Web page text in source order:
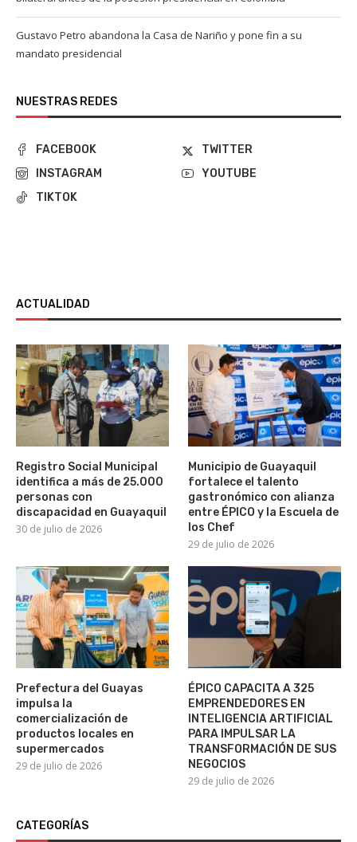
Gustavo Petro abandona la Casa de Nariño y pone fin a su
mandato presidencial
NUESTRAS REDES
FACEBOOK
TWITTER
INSTAGRAM
YOUTUBE
TIKTOK
ACTUALIDAD
Registro Social Municipal
identifica a más de 25.000
personas con
discapacidad en Guayaquil
30 de julio de 2026
Municipio de Guayaquil
fortalece el talento
gastronómico con alianza
entre ÉPICO y la Escuela de
los Chef
29 de julio de 2026
Prefectura del Guayas
impulsa la
comercialización de
productos locales en
supermercados
29 de julio de 2026
ÉPICO CAPACITA A 325
EMPRENDEDORES EN
INTELIGENCIA ARTIFICIAL
PARA IMPULSAR LA
TRANSFORMACIÓN DE SUS
NEGOCIOS
29 de julio de 2026
CATEGORÍAS